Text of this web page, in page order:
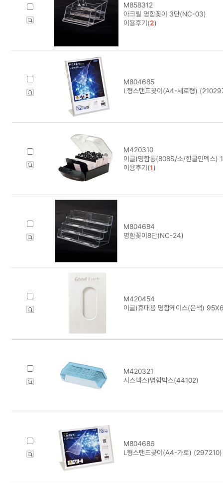
M858312
아크릴 명함꽂이 3단(NC-03)
이용후기(2)
M804685
L형스탠드꽂이(A4-세로형)
M420310
이글)명함통(808S/소/한글인덱스
이용후기(1)
M804684
명함꽂이8단(NC-24)
M420454
이글)휴대용 명함케이스(은색)
M420321
시스맥스)명함박스(44102)
M804686
L형스탠드꽂이(A4-가로) (297210)